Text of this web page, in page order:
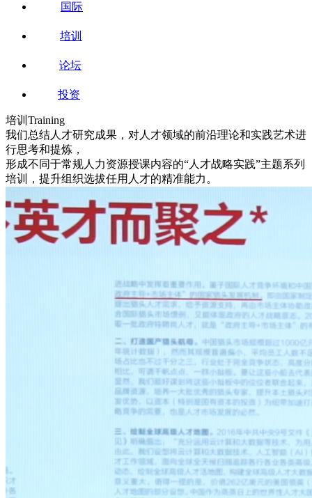
国际
培训
论坛
投资
培训 Training
我们总结人才研究成果，对人才领域的前沿理论和实践艺术进
行思考和提炼，
形成不同于常规人力资源授课内容的“人才战略实践”主题系列
培训，提升组织选拔任用人才的精准能力。